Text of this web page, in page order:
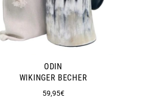
ODIN
WIKINGER BECHER
Normaler
59,95€